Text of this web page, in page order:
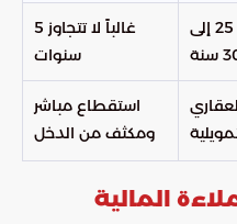
تمتد ما بين 25 إلى
سنة
غالباً لا تتجاوز 5
سنوات
استقطاع مباشر
ومكثف من الدخل
المالية